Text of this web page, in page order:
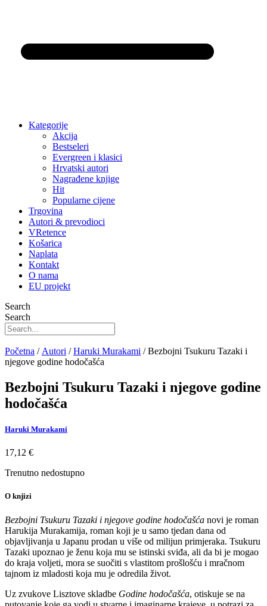
Kategorije
Akcija
Bestseleri
Evergreen i klasici
Hrvatski autori
Nagrađene knjige
Hit
Popularne cijene
Trgovina
Autori & prevodioci
VRetence
Košarica
Naplata
Kontakt
O nama
EU projekt
Search
Search
Početna / Autori /Haruki Murakami / Bezbojni Tsukuru Tazaki i
njegove godine hodočašća
Bezbojni Tsukuru Tazaki i njegove godine
hodočašća
Haruki Murakami
17,12 €
Trenutno nedostupno
O knjizi
Bezbojni Tsukuru Tazaki i njegove godine hodočašća novi je roman
Harukija Murakamija, roman koji je u samo tjedan dana od
objavljivanja u Japanu prodan u više od milijun primjeraka. Tsukuru
Tazaki upoznao je ženu koja mu se istinski sviđa, ali da bi je mogao
do kraja voljeti, mora se suočiti s vlastitom prošlošću i mračnom
tajnom iz mladosti koja mu je odredila život.
Uz zvukove Lisztove skladbe Godine hodočašća, otiskuje se na